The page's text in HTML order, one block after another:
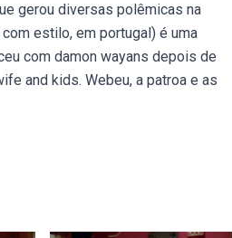
gerou diversas polêmicas na
estilo, em portugal) é uma
com damon wayans depois de
and kids. Webeu, a patroa e as